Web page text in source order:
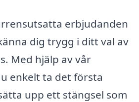
erbjudanden
dig trygg i ditt val av
Med hjälp av vår
enkelt ta det första
upp ett stängsel som